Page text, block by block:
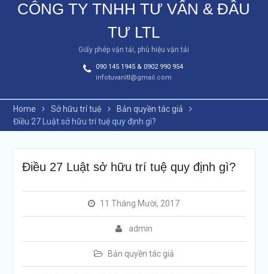
CÔNG TY TNHH TƯ VẤN & ĐẦU
TƯ LTL
Giấy phép vận tải, phù hiệu vận tải
090 145 1945 & 0902 990 954
infotuvanltl@gmail.com
Home Sở hữu trí tuệ
Bản quyền tác giả
Điều 27 Luật sở hữu trí tuệ quy định gì?
Điều 27 Luật sở hữu trí tuệ quy định gì?
11 Tháng Mười, 2017
admin
Bản quyền tác giả